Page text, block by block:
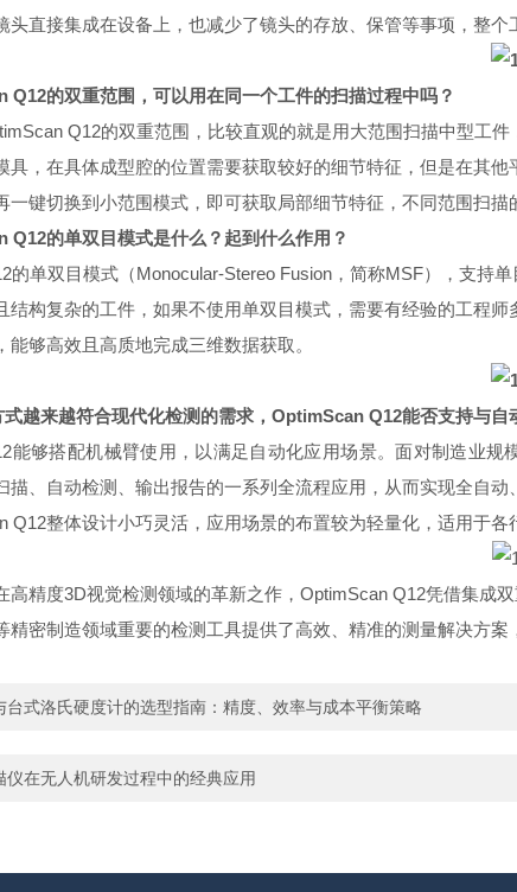
头直接集成在设备上，也减少了镜头的存放、保管等事项，整个
Q12的双重范围，可以用在同一个工件的扫描过程中吗？
Q12的双重范围，比较直观的就是用大范围扫描中型工
具，在具体成型腔的位置需要获取较好的细节特征，但是在其
一键切换到小范围模式，即可获取局部细节特征，不同范围扫描
Q12的单双目模式是什么？起到什么作用？
的单双目模式（Monocular-Stereo Fusion，简称MSF）， 支持单
结构复杂的工件，如果不使用单双目模式，需要有经验的工程
能够高效且高质地完成三维数据获取。
越来越符合现代化检测的需求，OptimScan Q12能否支持与自
能够搭配机械臂使用，以满足自动化应用场景。面对制造业
描、自动检测、输出报告的一系列全流程应用，从而实现全自动
Q12整体设计小巧灵活，应用场景的布置较为轻量化，适用于各
高精度3D视觉检测领域的革新之作，OptimScan Q12凭借集成
精密制造领域重要的检测工具提供了高效、精准的测量解决方案
台式洛氏硬度计的选型指南：精度、效率与成本平衡策略
仪在无人机研发过程中的经典应用